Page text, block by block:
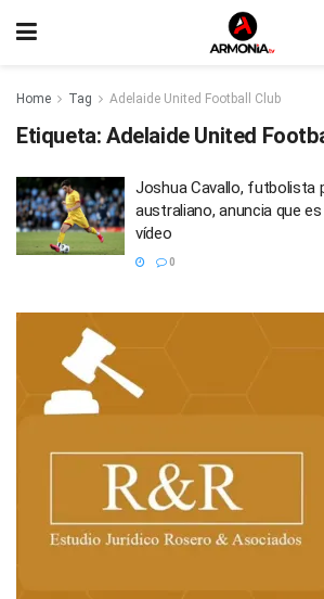
Home Tag Adelaide United Football Club
Etiqueta: Adelaide United
Joshua Cavallo, futbolista
australiano, anuncia que
vídeo
0